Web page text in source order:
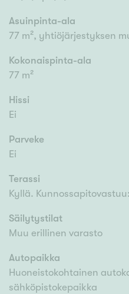
Asuinpinta-ala
77 m², yhtiöjärjestyksen
Kokonaispinta-ala
77 m²
Hissi
Ei
Parveke
Ei
Terassi
Kyllä.
Säilytystilat
Muu erillinen varasto
Autopaikka
Huoneistokohtainen
sähköpistokepaikka